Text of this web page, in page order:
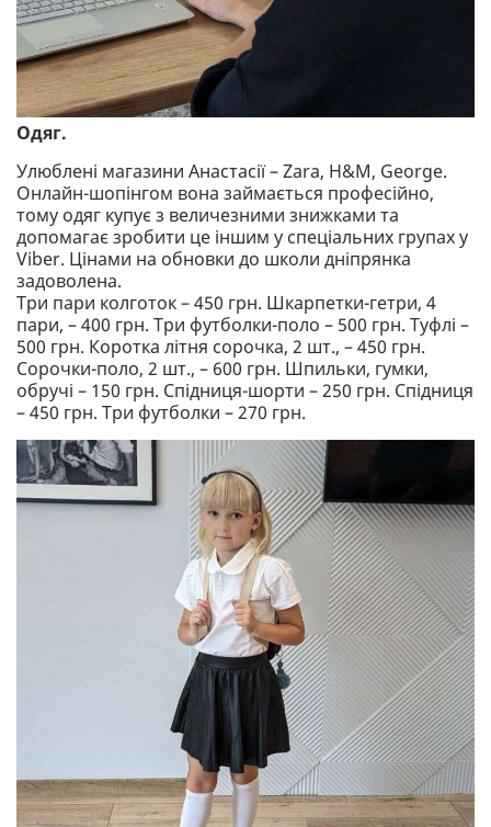
Одяг.
Улюблені магазини Анастасії – Zara, H&M, George.
Онлайн-шопінгом вона займається професійно,
тому одяг купує з величезними знижками та
допомагає зробити це іншим у спеціальних групах у
Viber. Цінами на обновки до школи дніпрянка
задоволена.
Три пари колготок – 450 грн. Шкарпетки-гетри, 4
пари, – 400 грн. Три футболки-поло – 500 грн. Туфлі –
500 грн. Коротка літня сорочка, 2 шт., – 450 грн.
Сорочки-поло, 2 шт., – 600 грн. Шпильки, гумки,
обручі – 150 грн. Спідниця-шорти – 250 грн. Спідниця
– 450 грн. Три футболки – 270 грн.